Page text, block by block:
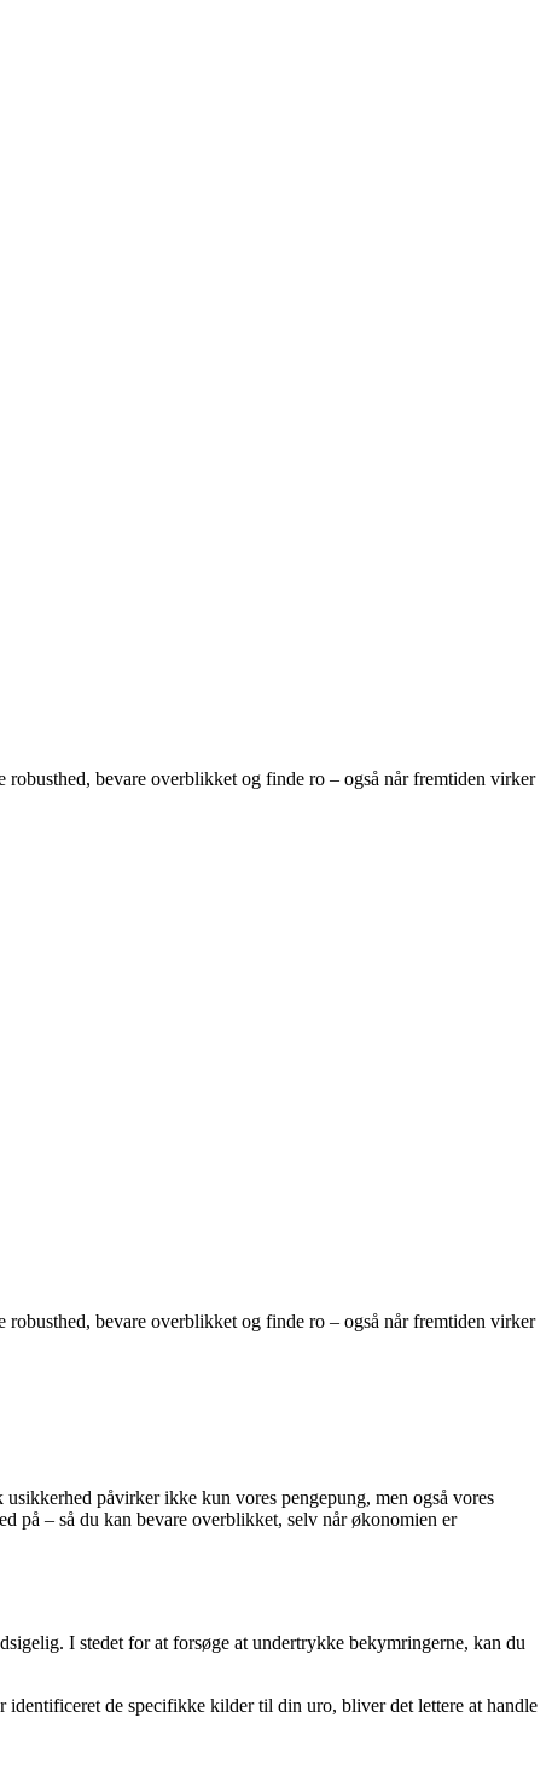
bevare overblikket og finde ro – også når fremtiden virker
bevare overblikket og finde ro – også når fremtiden virker
påvirker ikke kun vores pengepung, men også vores
på – så du kan bevare overblikket, selv når økonomien er
I stedet for at forsøge at undertrykke bekymringerne, kan du
de specifikke kilder til din uro, bliver det lettere at handle